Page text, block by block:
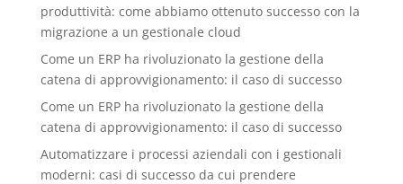
produttività: come abbiamo ottenuto successo con la
migrazione a un gestionale cloud
Come un ERP ha rivoluzionato la gestione della
catena di approvvigionamento: il caso di successo
Come un ERP ha rivoluzionato la gestione della
catena di approvvigionamento: il caso di successo
Automatizzare i processi aziendali con i gestionali
moderni: casi di successo da cui prendere